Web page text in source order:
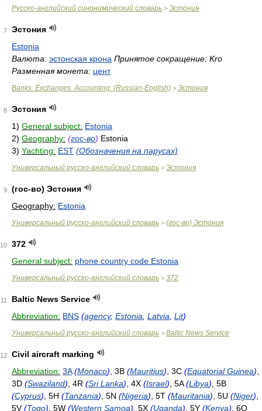
Русско-английский синонимический словарь > Эстония
7
Эстония
Estonia
Валюта: эстонская крона Принятое сокращение: Kro
Разменная монета: цент
Banks. Exchanges. Accounting. (Russian-English) > Эстония
8
Эстония
1) General subject: Estonia
2) Geography: (гос-во) Estonia
3) Yachting: EST (Обозначения на парусах)
Универсальный русско-английский словарь > Эстония
9
(гос-во) Эстония
Geography: Estonia
Универсальный русско-английский словарь > (гос-во) Эстония
10
372
General subject: phone country code Estonia
Универсальный русско-английский словарь > 372
11
Baltic News Service
Abbreviation: BNS (agency, Estonia Latvia Lit)
Универсальный русско-английский словарь > Baltic News Service
12
Civil aircraft marking
Abbreviation: 3A (Monaco) , 3B (Mauritius) , 3C (Equatorial Guinea)
3D (Swaziland) , 4R (Sri Lanka) , 4X (Israel) , 5A(Libya) , 5B
(Cyprus) , 5H (Tanzania) , 5N (Nigeria) , 5T (Mauritania) , 5U (Niger)
5V(Togo) , 5W (Western Samoa) , 5X (Uganda) , 5Y (Kenya) , 6O